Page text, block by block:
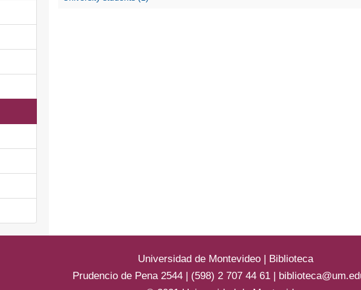
Universidad de Montevideo | Biblioteca
Prudencio de Pena 2544 | (598) 2 707 44 61 |